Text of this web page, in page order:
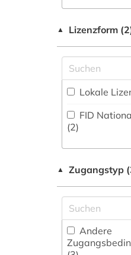
Gender
(0)
Germanistik.
Geschichte
Pädagogik
geschichte
hebräisch
heiliger
iranistik (7)
islam (13)
(17)
judentum
koran (1)
Repositorien
(4
National-,
(0)
Textueller-
(1)
(6)
▲ Lizenzform
Lokale
FID
(2)
▲ Zugangstyp
Andere